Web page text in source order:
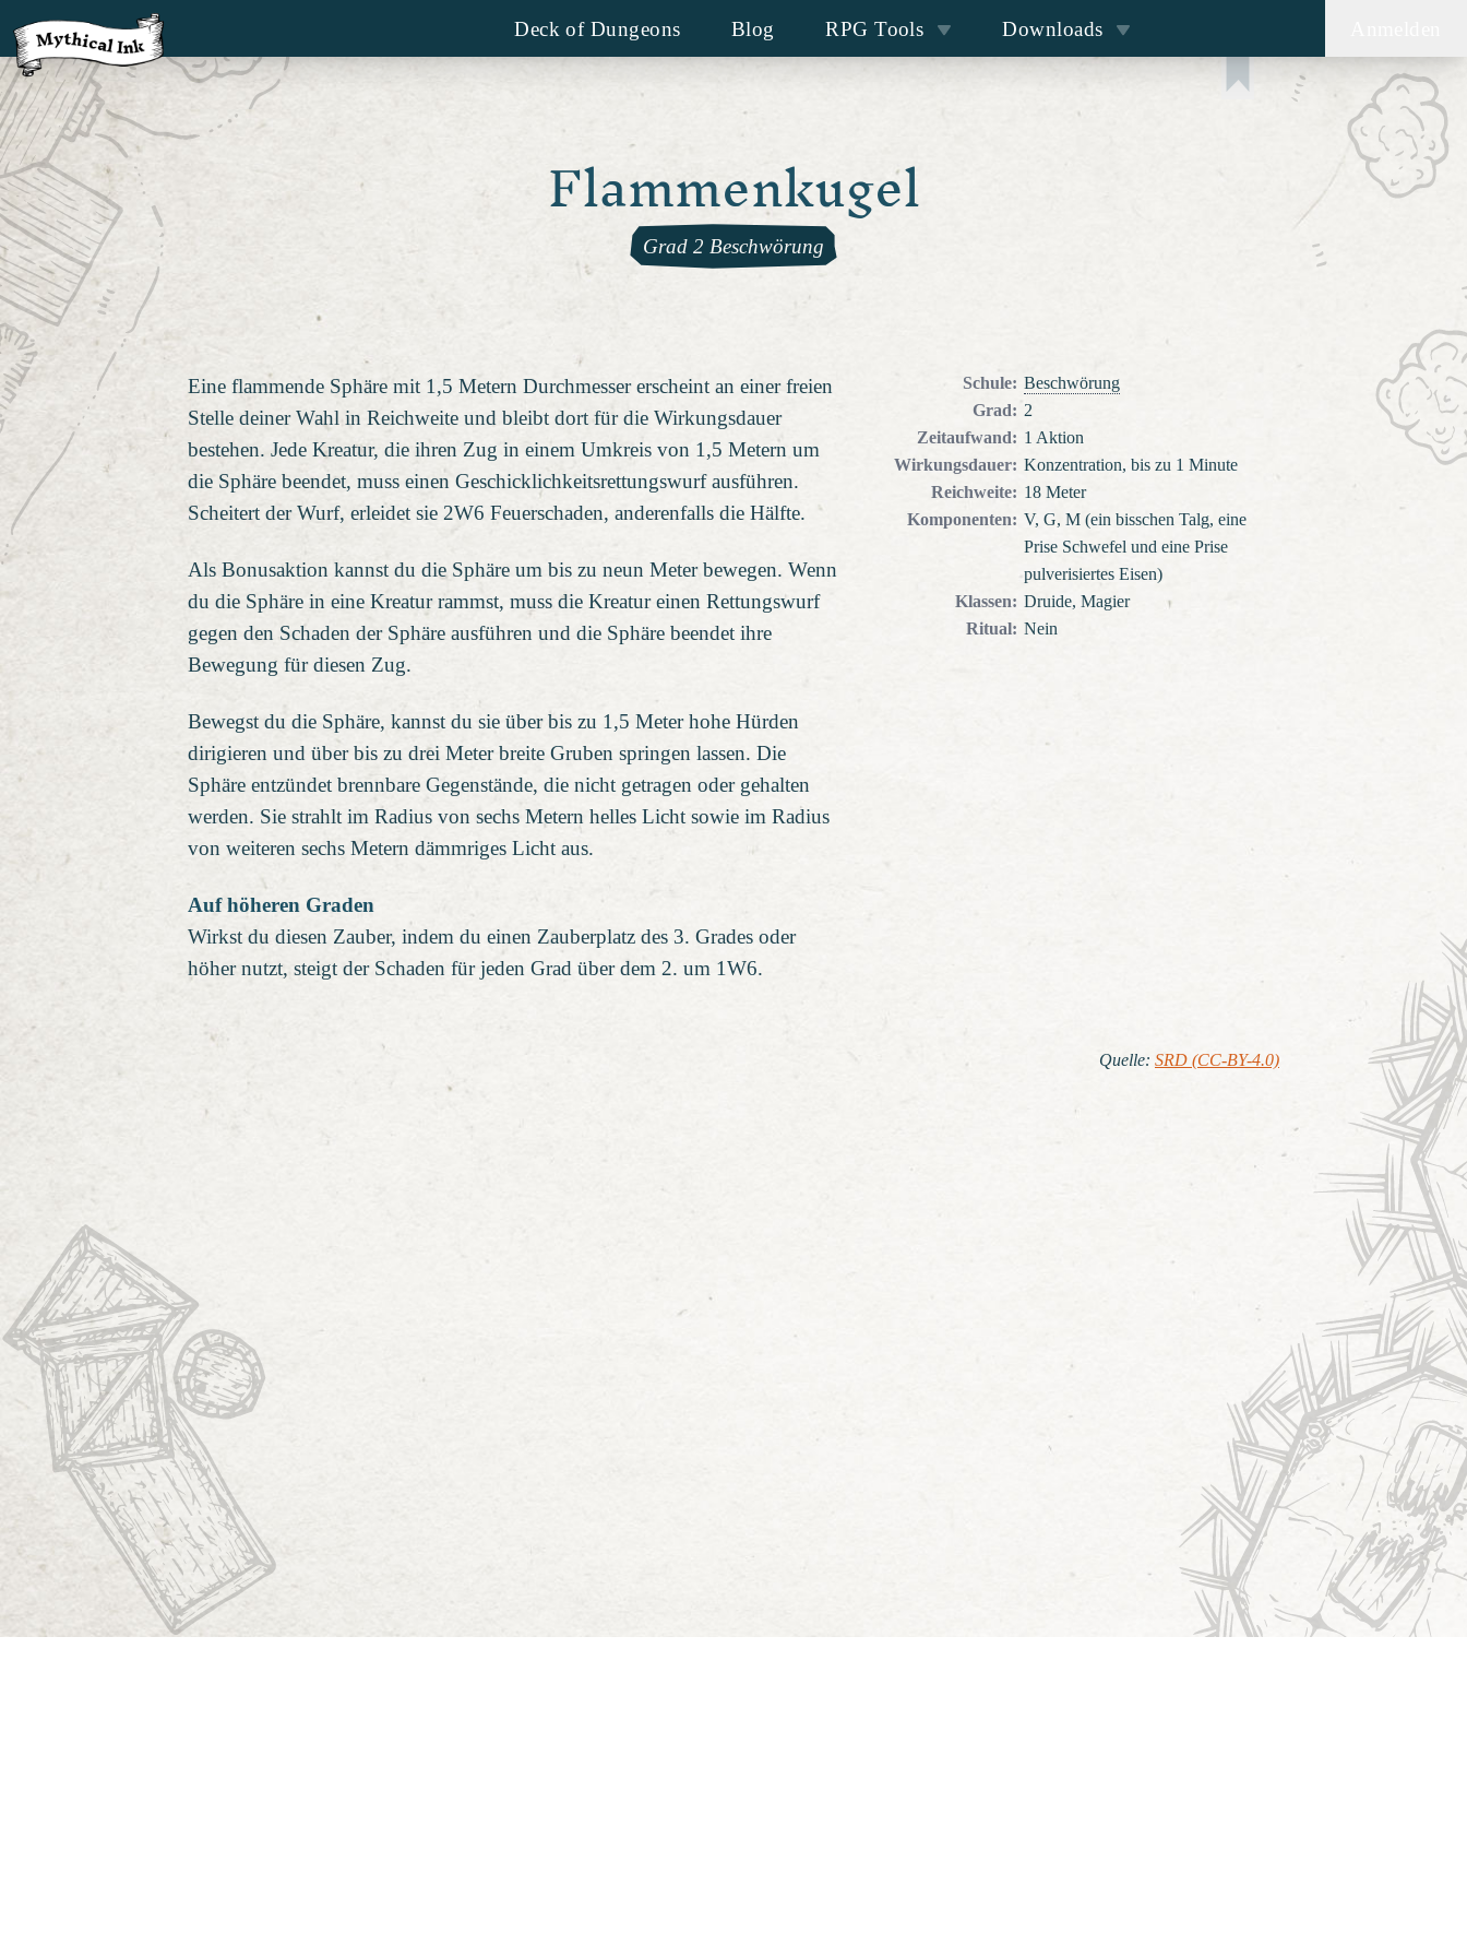
Deck of Dungeons Blog RPG Tools Downloads
Flammenkugel
Grad 2 Beschwörung
Eine flammende Sphäre mit 1,5 Metern Durchmesser erscheint an einer freien
Stelle deiner Wahl in Reichweite und bleibt dort für die Wirkungsdauer
bestehen. Jede Kreatur, die ihren Zug in einem Umkreis von 1,5 Metern um
die Sphäre beendet, muss einen Geschicklichkeitsrettungswurf ausführen.
Scheitert der Wurf, erleidet sie 2W6 Feuerschaden, anderenfalls die Hälfte.
Als Bonusaktion kannst du die Sphäre um bis zu neun Meter bewegen. Wenn
du die Sphäre in eine Kreatur rammst, muss die Kreatur einen Rettungswurf
gegen den Schaden der Sphäre ausführen und die Sphäre beendet ihre
Bewegung für diesen Zug.
Bewegst du die Sphäre, kannst du sie über bis zu 1,5 Meter hohe Hürden
dirigieren und über bis zu drei Meter breite Gruben springen lassen. Die
Sphäre entzündet brennbare Gegenstände, die nicht getragen oder gehalten
werden. Sie strahlt im Radius von sechs Metern helles Licht sowie im Radius
von weiteren sechs Metern dämmriges Licht aus.
Auf höheren Graden
Wirkst du diesen Zauber, indem du einen Zauberplatz des 3. Grades oder
höher nutzt, steigt der Schaden für jeden Grad über dem 2. um 1W6.
Schule: Beschwörung
Grad: 2
Zeitaufwand: 1 Aktion
Wirkungsdauer: Konzentration, bis zu 1 Minute
Reichweite: 18 Meter
Komponenten: V, G, M (ein bisschen Talg, eine
Prise Schwefel und eine Prise
pulverisiertes Eisen)
Klassen: Druide, Magier
Ritual: Nein
Quelle: SRD (CC-BY-4.0)